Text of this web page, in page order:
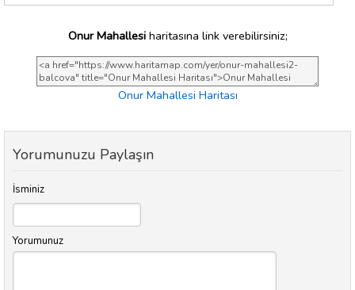
Onur Mahallesiharitasına link verebilirsiniz;
Onur Mahallesi Haritası
Yorumunuzu Paylaşın
İsminiz
Yorumunuz